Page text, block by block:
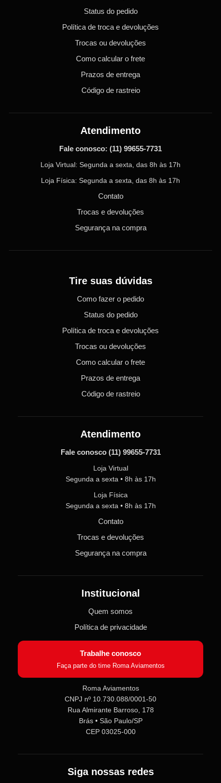
Roma Aviamentos
Online agora
Aviamentos!
Fale com a gente pelo SAC para tirar
dúvidas sobre pedidos e produtos,
Status do pedido
Política de troca e devoluções
Trocas ou devoluções
Como calcular o frete
Prazos de entrega
Código de rastreio
Atendimento
Fale conosco: (11) 99655-7731
Loja Virtual: Segunda a sexta, das 8h às 17h
Loja Física: Segunda a sexta, das 8h às 17h
Contato
Trocas e devoluções
Segurança na compra
Tire suas dúvidas
Como fazer o pedido
Status do pedido
Política de troca e devoluções
Trocas ou devoluções
Como calcular o frete
Prazos de entrega
Código de rastreio
Atendimento
Fale conosco (11) 99655-7731
Loja Virtual
Segunda a sexta • 8h às 17h
Loja Física
Segunda a sexta • 8h às 17h
Contato
Trocas e devoluções
Segurança na compra
Institucional
Quem somos
Política de privacidade
Trabalhe conosco
Faça parte do time Roma Aviamentos
Roma Aviamentos
CNPJ nº 10.730.088/0001-50
Rua Almirante Barroso, 178
Brás • São Paulo/SP
CEP 03025-000
Siga nossas redes